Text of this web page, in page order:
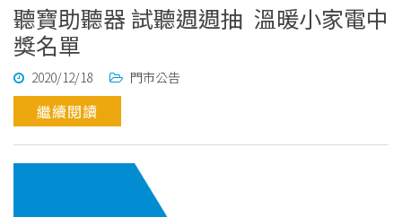
聽寶助聽器 試聽週週抽 溫暖小家電中
獎名單
2020/12/18 門市公告
繼續閱讀